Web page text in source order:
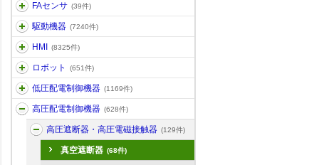
FAセンサ (39件)
駆動機器 (7240件)
HMI (8325件)
ロボット (651件)
低圧配電制御機器 (1169件)
高圧配電制御機器 (628件)
高圧遮断器・高圧電磁接触器 (129件)
真空遮断器 (68件)